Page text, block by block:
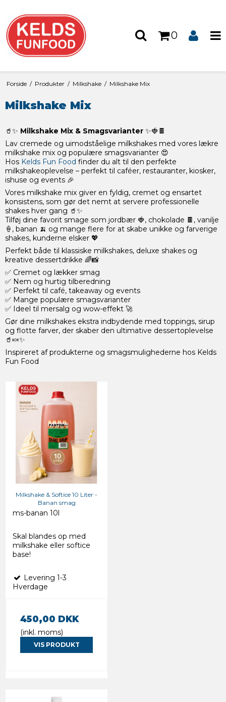
0
Forside / Produkter / Milkshake / Milkshake Mix
Milkshake Mix
🥤✨ Milkshake Mix & Smagsvarianter ✨🍓🍫
Lav cremede og uimodståelige milkshakes med vores lækre
milkshake mix og populære smagsvarianter 😍
Hos Kelds Fun Food finder du alt til den perfekte
milkshakeoplevelse – perfekt til caféer, restauranter, kiosker,
ishuse og events 🎉
Vores milkshake mix giver en fyldig, cremet og ensartet
konsistens, som gør det nemt at servere professionelle
shakes hver gang 🥤✨
Tilføj dine favorit smage som jordbær 🍓, chokolade 🍫, vanilje
🍦, banan 🍌 og mange flere for at skabe unikke og farverige
shakes, kunderne elsker 💖
Perfekt både til klassiske milkshakes, deluxe shakes og
kreative dessertdrikke 🌈📸
✅ Cremet og lækker smag
✅ Nem og hurtig tilberedning
✅ Perfekt til café, takeaway og events
✅ Mange populære smagsvarianter
✅ Ideel til mersalg og wow-effekt 🚀
Gør dine milkshakes ekstra indbydende med toppings, sirup
og flotte farver, der skaber den ultimative dessertoplevelse
🥤🍬✨
Inspireret af produkterne og smagsmulighederne hos Kelds
Fun Food
Milkshake & Softice 10 Liter -
Banan smag
ms-banan 10l
Skal blandes op med
milkshake eller softice
base!
Levering 1-3
Hverdage
450,00 DKK
(inkl. moms)
VIS PRODUKT